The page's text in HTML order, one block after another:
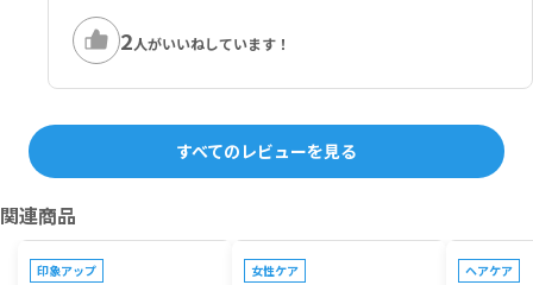
2人がいいねしています！
すべてのレビューを見る
関連商品
印象アップ 女性ケア ヘアケア